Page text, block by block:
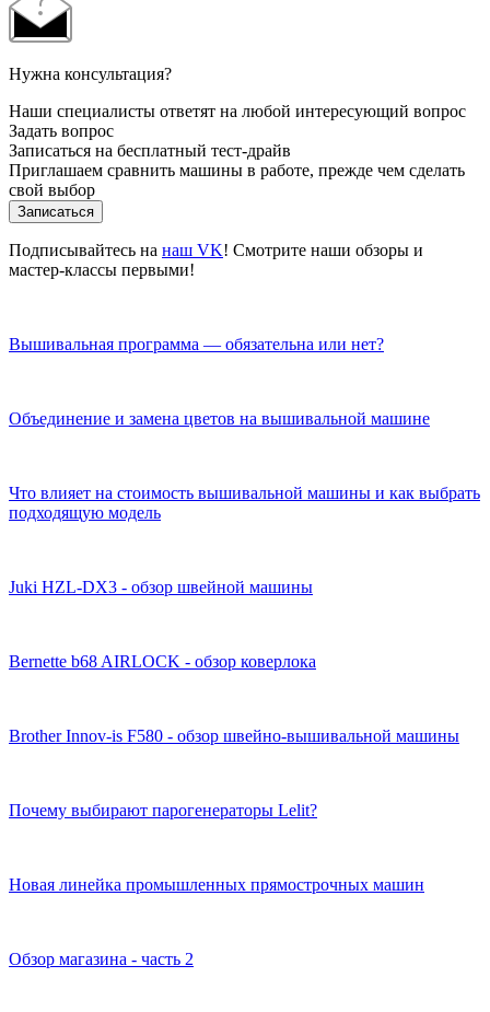
Нужна консультация?
Наши специалисты ответят на любой интересующий вопрос
Задать вопрос
Записаться на бесплатный тест-драйв
Приглашаем сравнить машины в работе, прежде чем сделать
свой выбор
Записаться
Подписывайтесь на наш VK! Смотрите наши обзоры и
мастер-классы первыми!
Вышивальная программа — обязательна или нет?
Объединение и замена цветов на вышивальной машине
Что влияет на стоимость вышивальной машины и как выбрать
подходящую модель
Juki HZL-DX3 - обзор швейной машины
Bernette b68 AIRLOCK - обзор коверлока
Brother Innov-is F580 - обзор швейно-вышивальной машины
Почему выбирают парогенераторы Lelit?
Новая линейка промышленных прямострочных машин
Обзор магазина - часть 2